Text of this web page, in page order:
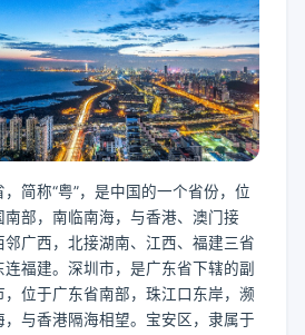
，简称“粤”，是中国的一个省份，位
南部，南临南海，与香港、澳门接
邻广西，北接湖南、江西、福建三省
连福建。深圳市，是广东省下辖的副
，位于广东省南部，珠江口东岸，濒
，与香港隔海相望。宝安区，隶属于